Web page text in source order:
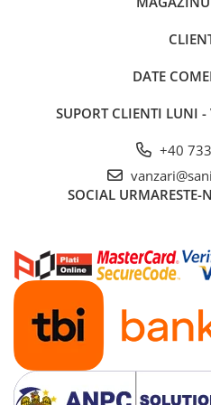
Material Gresie porcellanato
Finisaj Texturat cu aspect de
Rezistență Spații interioare/
DATE
SUPORT CLIENTI LUNI -
+40
SOCIAL URMARESTE-